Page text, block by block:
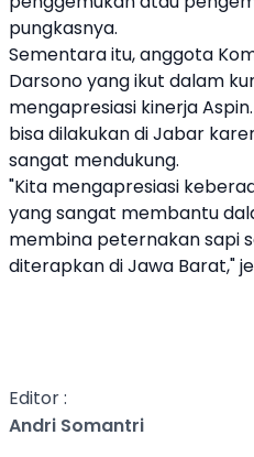
pungkasnya.
Sementara itu, anggota
Darsono yang ikut dalam
mengapresiasi kinerja
bisa dilakukan di Jabar
sangat mendukung.
"Kita mengapresiasi
yang sangat membantu
membina peternakan sapi
diterapkan di Jawa Barat,"
Editor :
Andri Somantri